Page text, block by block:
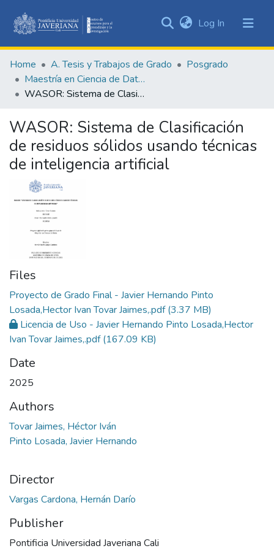
&
Collections
All of DSpace
Statistics
Log In (current)
Home A. Tesis y Trabajos de Grado
Posgrado
Maestría en Ciencia de Datos
WASOR: Sistema de Clasificación de residuos sólidos usando técnicas de inteligencia artificial
WASOR: Sistema de Clasificación
de residuos sólidos usando técnicas
de inteligencia artificial
Files
Proyecto de Grado Final - Javier Hernando Pinto
Losada,Hector Ivan Tovar Jaimes,.pdf(3.37 MB)
Licencia de Uso - Javier Hernando Pinto Losada,Hector
Ivan Tovar Jaimes,.pdf(167.09 KB)
Date
2025
Authors
Tovar Jaimes, Héctor Iván
Pinto Losada, Javier Hernando
Director
Vargas Cardona, Hernán Darío
Publisher
Pontificia Universidad Javeriana Cali